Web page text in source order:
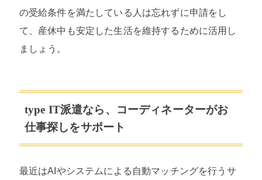
の受給条件を満たしている人は忘れずに申請をし
て、産休中も安定した生活を維持するために活用し
ましょう。
type IT派遣なら、コーディネーターがお
仕事探しをサポート
最近はAIやシステムによる自動マッチングを行うサ